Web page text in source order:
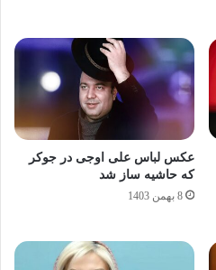
عکس لباس علی اوجی در جوکر
که حاشیه ساز شد
8 بهمن 1403